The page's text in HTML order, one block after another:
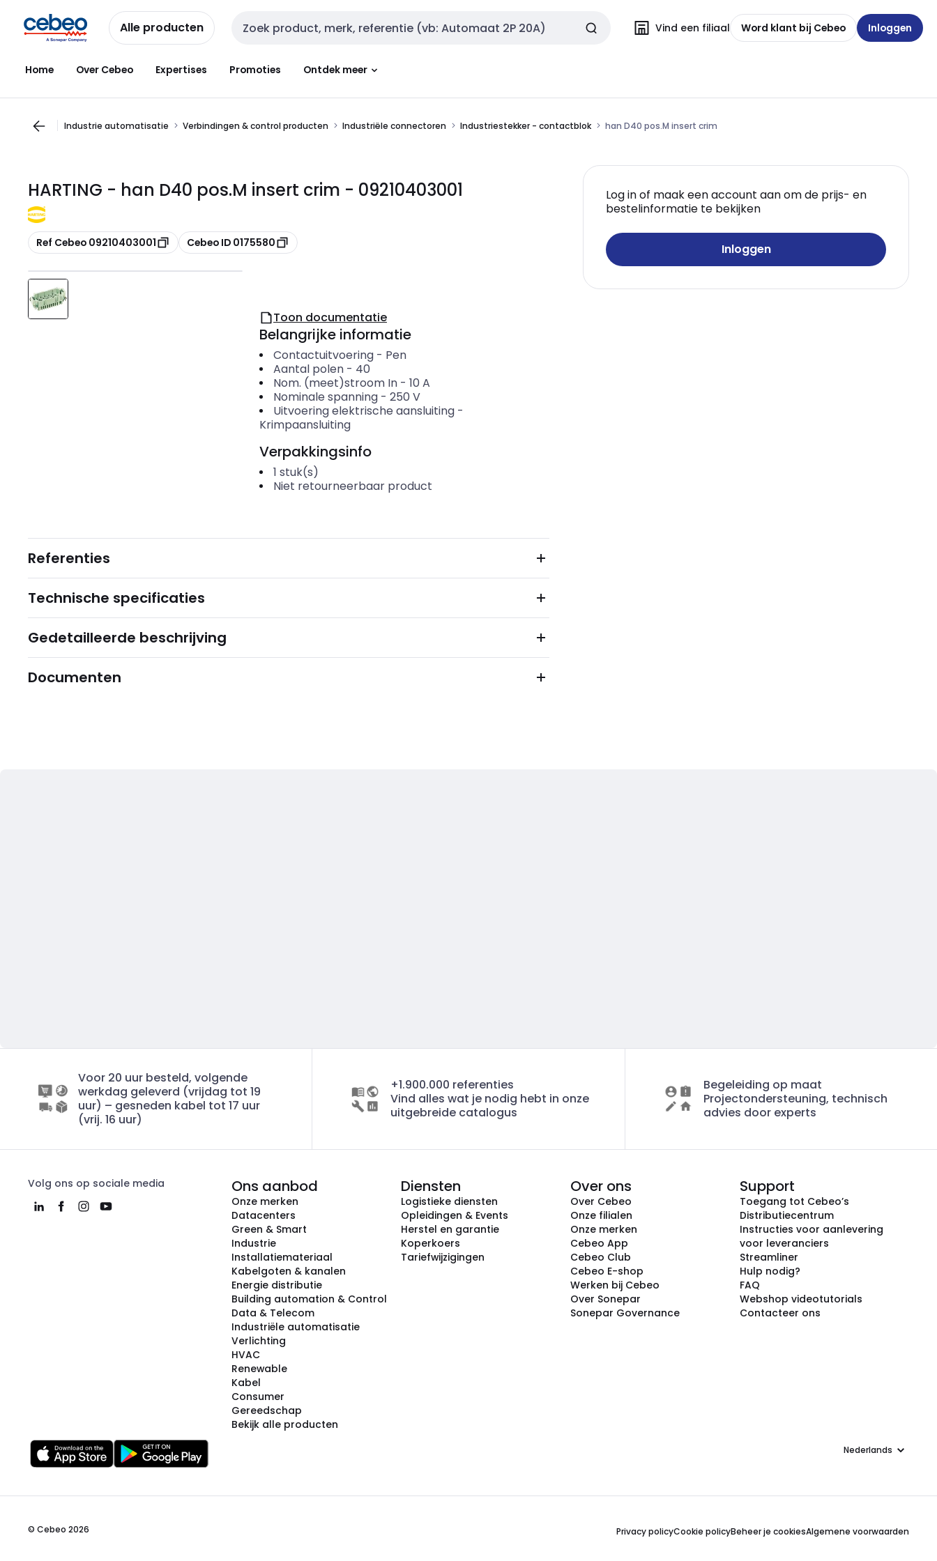
naar
navigatie
naar
inhoud
Alle producten Zoekveld invoer Vind een filiaal Word klant bij Cebeo Inloggen
Home Over Cebeo Expertises Promoties Ontdek meer
Industrie automatisatie Verbindingen & control producten Industriële connectoren Industriestekker - contactblok han D40 pos.M insert crim
HARTING - han D40 pos.M insert crim - 09210403001
Kopiëren
Ref Cebeo 09210403001 Kopiëren
Cebeo ID 0175580
Log in of maak een account aan om de prijs- en
bestelinformatie te bekijken
Inloggen
Toon documentatie
Belangrijke informatie
Contactuitvoering- Pen
Aantal polen- 40
Nom. (meet)stroom In- 10 A
Nominale spanning- 250 V
Uitvoering elektrische aansluiting-
Krimpaansluiting
Verpakkingsinfo
1 stuk(s)
Niet retourneerbaar product
Referenties
Technische specificaties
Gedetailleerde beschrijving
Documenten
Voor 20 uur besteld, volgende
werkdag geleverd (vrijdag tot 19
uur) – gesneden kabel tot 17 uur
(vrij. 16 uur)
+1.900.000 referenties
Vind alles wat je nodig hebt in onze
uitgebreide catalogus
Begeleiding op maat
Projectondersteuning, technisch
advies door experts
Volg ons op sociale media Ons aanbod
Onze merken
Datacenters
Green & Smart
Industrie
Installatiemateriaal
Kabelgoten & kanalen
Energie distributie
Building automation & Control
Data & Telecom
Industriële automatisatie
Verlichting
HVAC
Renewable
Kabel
Consumer
Gereedschap
Bekijk alle producten
Diensten
Logistieke diensten
Opleidingen & Events
Herstel en garantie
Koperkoers
Tariefwijzigingen
Over ons
Over Cebeo
Onze filialen
Onze merken
Cebeo App
Cebeo Club
Cebeo E-shop
Werken bij Cebeo
Over Sonepar
Sonepar Governance
Support
Toegang tot Cebeo’s
Distributiecentrum
Instructies voor aanlevering
voor leveranciers
Streamliner
Hulp nodig?
FAQ
Webshop videotutorials
Contacteer ons
Taal
© Cebeo 2026 Privacy policyCookie policyBeheer je cookiesAlgemene voorwaarden